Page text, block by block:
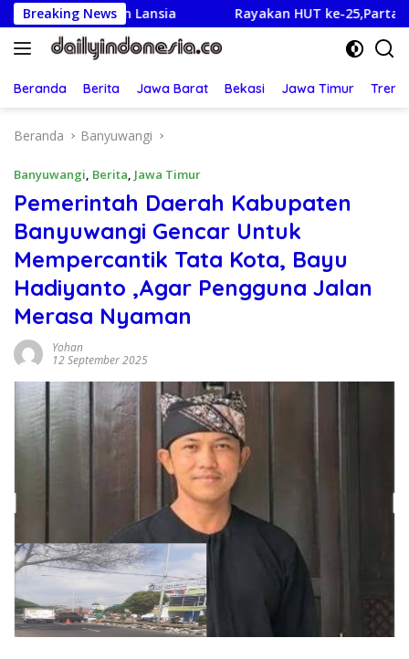
Langsung
ke
konten
Breaking News
dan Lansia Rayakan HUT ke-25,Partai Demokrat
Beranda Berita Jawa Barat Bekasi Jawa Timur
Beranda Banyuwangi
Banyuwangi, Berita, Jawa Timur
Pemerintah Daerah Kabupaten
Banyuwangi Gencar Untuk
Mempercantik Tata Kota, Bayu
Hadiyanto ,Agar Pengguna Jalan
Merasa Nyaman
Yohan
12 September 2025